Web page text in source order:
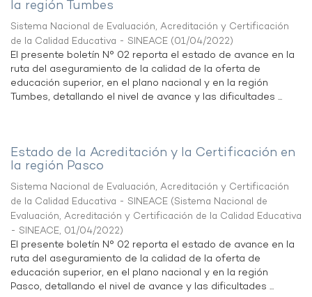
la región Tumbes
Sistema Nacional de Evaluación, Acreditación y Certificación
de la Calidad Educativa - SINEACE (01/04/2022)
El presente boletín N° 02 reporta el estado de avance en la
ruta del aseguramiento de la calidad de la oferta de
educación superior, en el plano nacional y en la región
Tumbes, detallando el nivel de avance y las dificultades ...
Estado de la Acreditación y la Certificación en
la región Pasco
Sistema Nacional de Evaluación, Acreditación y Certificación
de la Calidad Educativa - SINEACE (Sistema Nacional de
Evaluación, Acreditación y Certificación de la Calidad Educativa
- SINEACE, 01/04/2022)
El presente boletín N° 02 reporta el estado de avance en la
ruta del aseguramiento de la calidad de la oferta de
educación superior, en el plano nacional y en la región
Pasco, detallando el nivel de avance y las dificultades ...